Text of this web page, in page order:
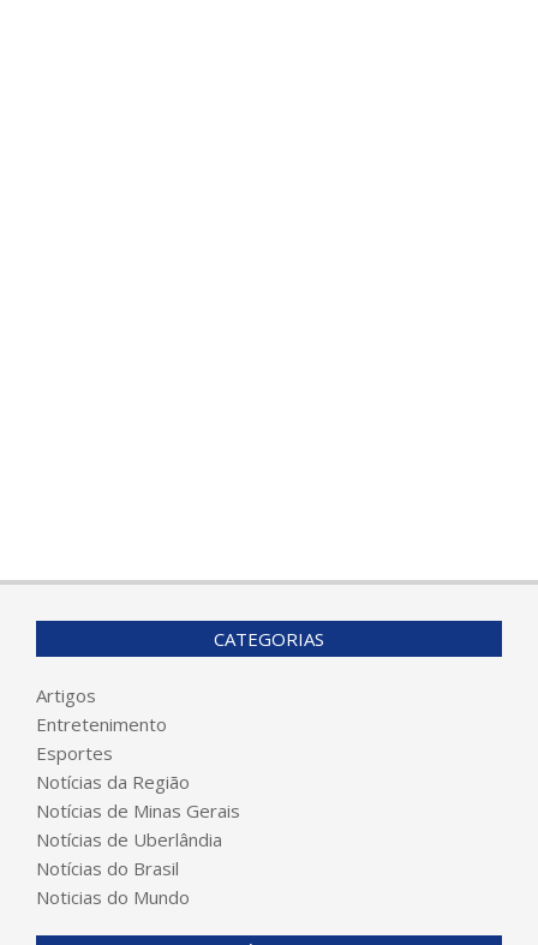
CATEGORIAS
Artigos
Entretenimento
Esportes
Notícias da Região
Notícias de Minas Gerais
Notícias de Uberlândia
Notícias do Brasil
Noticias do Mundo